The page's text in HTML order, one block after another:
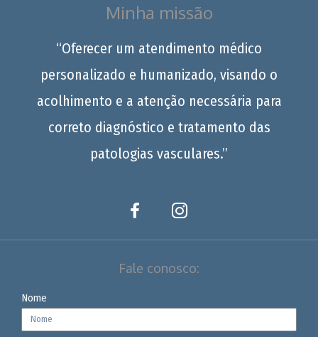
Minha missão
“Oferecer um atendimento médico
personalizado e humanizado, visando o
acolhimento e a atenção necessária para
correto diagnóstico e tratamento das
patologias vasculares.”
Fale conosco:
Nome